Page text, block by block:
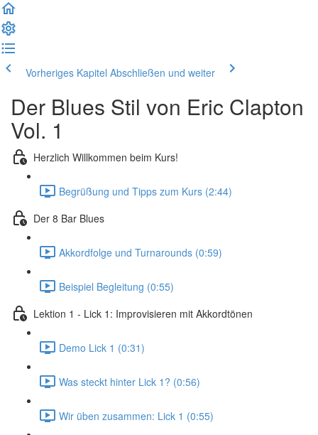
Vorheriges Kapitel Abschließen und weiter
Der Blues Stil von Eric Clapton
Vol. 1
Herzlich Willkommen beim Kurs!
Begrüßung und Tipps zum Kurs (2:44)
Der 8 Bar Blues
Akkordfolge und Turnarounds (0:59)
Beispiel Begleitung (0:55)
Lektion 1 - Lick 1: Improvisieren mit Akkordtönen
Demo Lick 1 (0:31)
Was steckt hinter Lick 1? (0:56)
Wir üben zusammen: Lick 1 (0:55)